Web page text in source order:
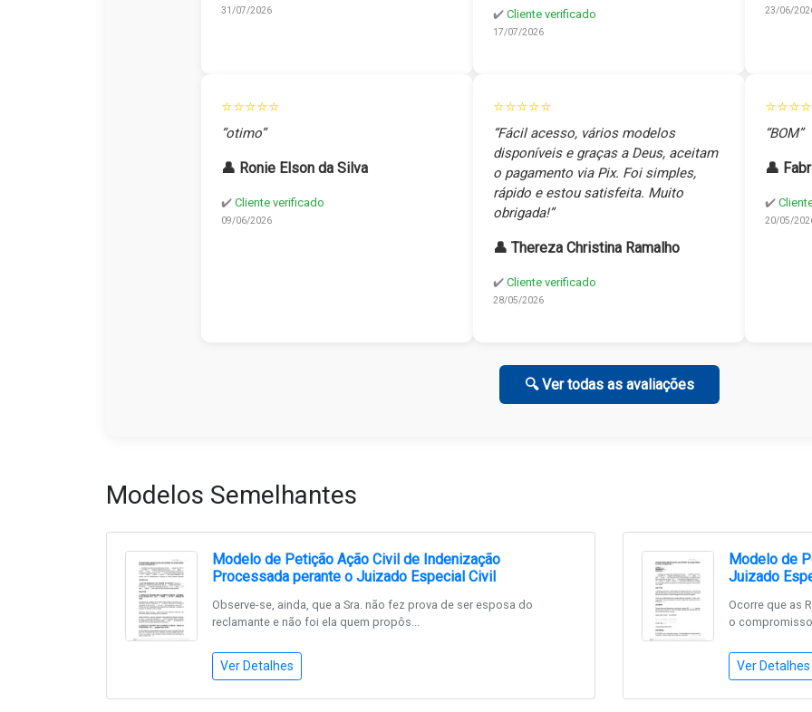
31/07/2026 ✔️ Cliente verificado
17/07/2026
23/06/
⭐⭐⭐⭐⭐
“otimo”
👤 Ronie Elson da Silva
✔️ Cliente verificado
09/06/2026
⭐⭐⭐⭐⭐
“Fácil acesso, vários modelos
disponíveis e graças a Deus, aceitam
o pagamento via Pix. Foi simples,
rápido e estou satisfeita. Muito
obrigada!”
👤 Thereza Christina Ramalho
✔️ Cliente verificado
28/05/2026
“BOM”
👤
✔️
20/05/
🔍 Ver todas as avaliações
Modelos Semelhantes
Modelo de Petição Ação Civil de Indenização
Processada perante o Juizado Especial Civil
Observe-se, ainda, que a Sra. não fez prova de ser esposa do
reclamante e não foi ela quem propôs...
Ver Detalhes
Modelo de
Juizado
Ocorre que as
o
Ver Detalhes